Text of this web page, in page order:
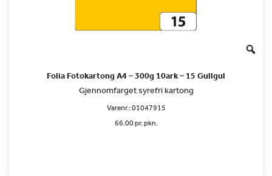
Folia Fotokartong A4 – 300g 10ark – 15 Gullgul
Gjennomfarget syrefri kartong
Varenr.:01047915
66.00 pr. pkn.